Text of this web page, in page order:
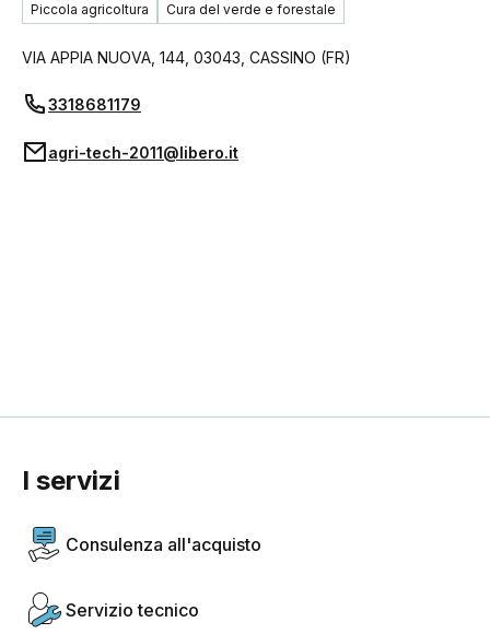
Piccola agricoltura Cura del verde e forestale
VIA APPIA NUOVA, 144 03043 CASSINO (FR)
3318681179
agri-tech-2011@libero.it
I servizi
Consulenza all'acquisto
Servizio tecnico